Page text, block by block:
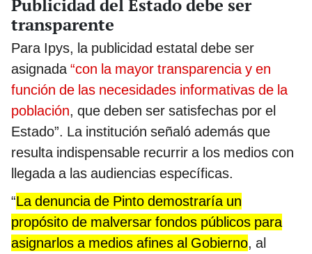
Publicidad del Estado debe ser
transparente
Para Ipys, la publicidad estatal debe ser
asignada“con la mayor transparencia y en
función de las necesidades informativas de la
población, que deben ser satisfechas por el
Estado”. La institución señaló además que
resulta indispensable recurrir a los medios con
llegada a las audiencias específicas.
“La denuncia de Pinto demostraría un
propósito de malversar fondos públicos para
asignarlos a medios afines al Gobierno, al